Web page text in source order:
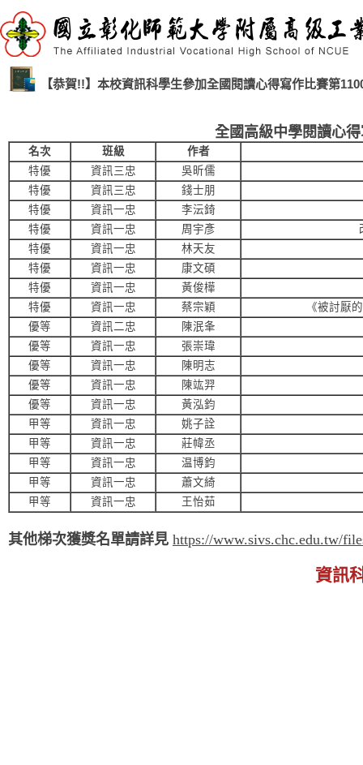
【恭賀!!】本校資訊科學生參加全國閱讀心得寫作比賽第
全國高級中學閱讀心
名次 班級
作者
特優
資訊三忠
吳昕儒
特優
資訊三忠
錢士朋
特優
資訊一忠
李沄錡
特優
資訊一忠 周宇彥
特優
資訊一忠
林天友
特優
資訊一忠
康文碩
特優
資訊一忠
黃俊樺
特優
資訊一忠 蔡宗穎
《被討厭
優等
資訊二忠
陳泯夆
優等
資訊一忠
張崇瑋
優等
資訊一忠
陳明志
優等
資訊一忠
陳竑羿
優等
資訊一忠
黃泓鈞
甲等
資訊一忠
姚子詮
甲等
資訊一忠
莊幃丞
甲等
資訊一忠
温博鈞
甲等
資訊一忠
蕭文綺
甲等
資訊一忠 王怡茹
其他梯次獲獎名單請詳見 https://www.sivs.chc.edu.tw/
資訊